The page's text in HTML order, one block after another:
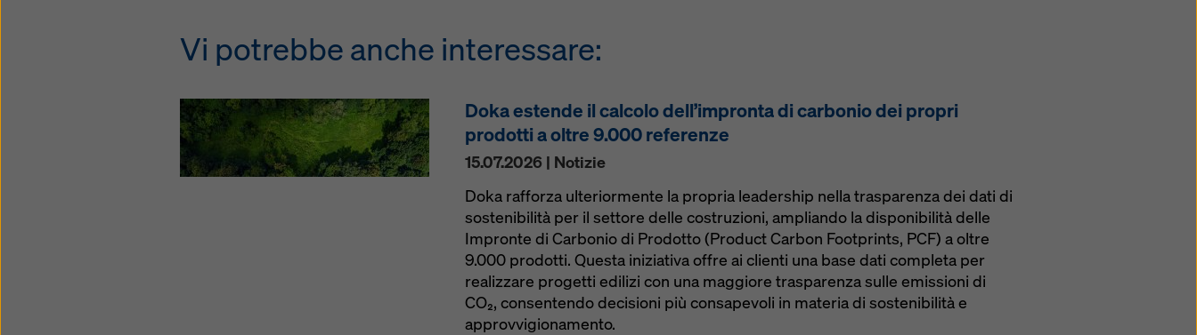
Vi potrebbe anche interessare:
Doka estende il calcolo dell’impronta di carbonio dei propri
prodotti a oltre 9.000 referenze
15.07.2026 | Notizie
Doka rafforza ulteriormente la propria leadership nella trasparenza dei dati di
sostenibilità per il settore delle costruzioni, ampliando la disponibilità delle
Impronte di Carbonio di Prodotto (Product Carbon Footprints, PCF) a oltre
9.000 prodotti. Questa iniziativa offre ai clienti una base dati completa per
realizzare progetti edilizi con una maggiore trasparenza sulle emissioni di
CO₂, consentendo decisioni più consapevoli in materia di sostenibilità e
approvvigionamento.